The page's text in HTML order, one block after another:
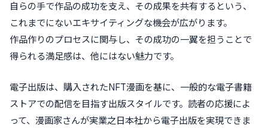
自らの手で作品の成功を支え、その成果を共有するという、
これまでにないエキサイティングな機会が広がります。
作品作りのプロセスに関与し、その成功の一翼を担うことで
得られる満足感は、他にはない魅力です。
電子出版は、購入されたNFT漫画を基に、一般的な電子書籍
ストアでの配信を目指す出版スタイルです。読者の応援によ
って、漫画家さんが実業之日本社から電子出版を実現できま